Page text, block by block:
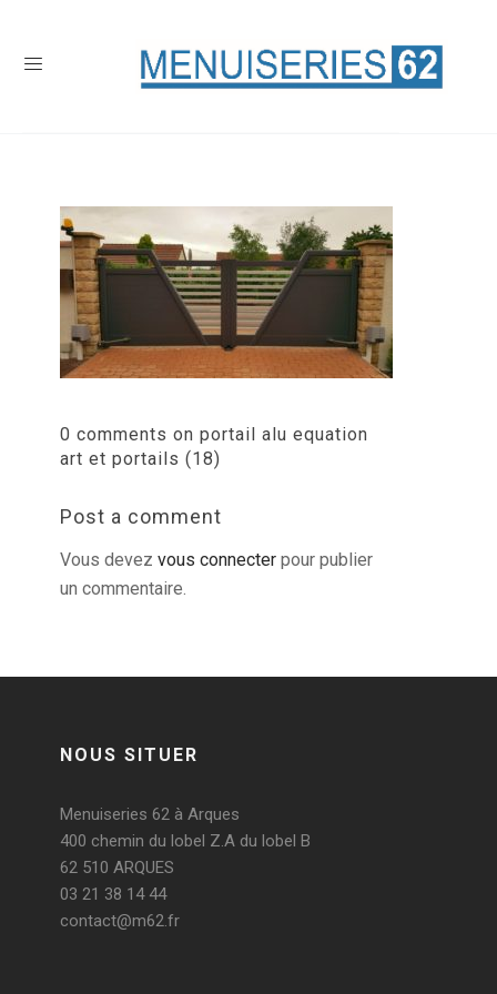
0 comments on portail alu equation
art et portails (18)
Post a comment
Vous devez vous connecter pour publier
un commentaire.
NOUS SITUER
Menuiseries 62 à Arques
400 chemin du lobel Z.A du lobel B
62 510 ARQUES
03 21 38 14 44
contact@m62.fr